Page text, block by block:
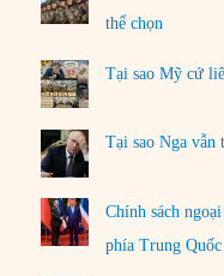
thể chọn
Tại sao Mỹ cứ
Tại sao Nga vẫn
Chính sách
phía Trung Quốc